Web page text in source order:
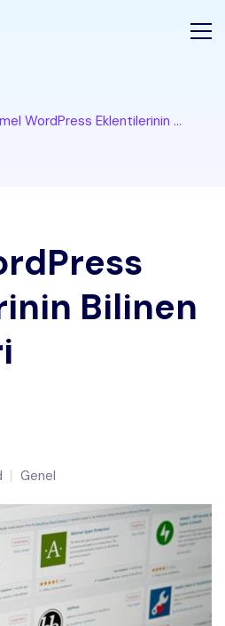
WordPress Eklentilerinin ...
Bilinen
Genel